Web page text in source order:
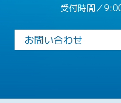
受付時間／
お問い合わせ